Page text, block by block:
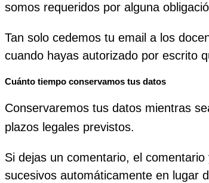
somos requeridos por alguna
Tan solo cedemos tu email a los
cuando hayas autorizado por escrito
Cuánto tiempo conservamos tus datos
Conservaremos tus datos mientras
plazos legales previstos.
Si dejas un comentario, el
sucesivos automáticamente en lugar